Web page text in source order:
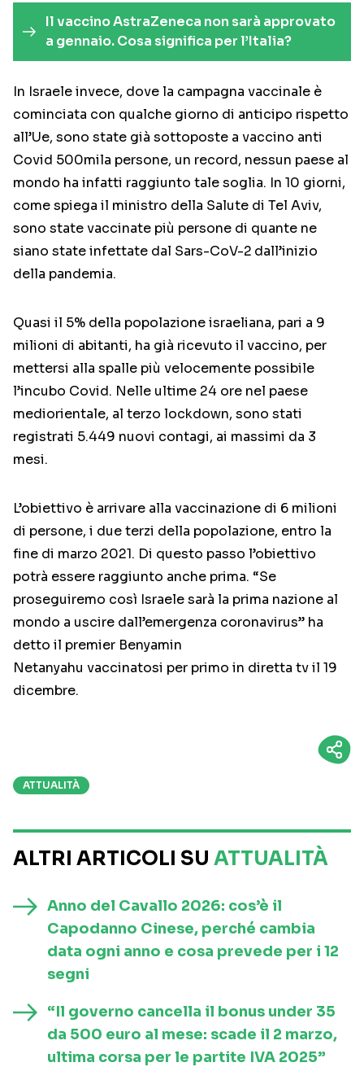
Il vaccino AstraZeneca non sarà approvato
a gennaio. Cosa significa per l’Italia?
In Israele invece, dove la campagna vaccinale è
cominciata con qualche giorno di anticipo rispetto
all’Ue, sono state già sottoposte a vaccino anti
Covid 500mila persone, un record, nessun paese al
mondo ha infatti raggiunto tale soglia. In 10 giorni,
come spiega il ministro della Salute di Tel Aviv,
sono state vaccinate più persone di quante ne
siano state infettate dal Sars-CoV-2 dall’inizio
della pandemia.
Quasi il 5% della popolazione israeliana, pari a 9
milioni di abitanti, ha già ricevuto il vaccino, per
mettersi alla spalle più velocemente possibile
l’incubo Covid. Nelle ultime 24 ore nel paese
mediorientale, al terzo lockdown, sono stati
registrati 5.449 nuovi contagi, ai massimi da 3
mesi.
L’obiettivo è arrivare alla vaccinazione di 6 milioni
di persone, i due terzi della popolazione, entro la
fine di marzo 2021. Di questo passo l’obiettivo
potrà essere raggiunto anche prima. “Se
proseguiremo così Israele sarà la prima nazione al
mondo a uscire dall’emergenza coronavirus” ha
detto il premier Benyamin
Netanyahu vaccinatosi per primo in diretta tv il 19
dicembre.
ATTUALITÀ
ALTRI ARTICOLI SU ATTUALITÀ
Anno del Cavallo 2026: cos’è il
Capodanno Cinese, perché cambia
data ogni anno e cosa prevede per i 12
segni
“Il governo cancella il bonus under 35
da 500 euro al mese: scade il 2 marzo,
ultima corsa per le partite IVA 2025”